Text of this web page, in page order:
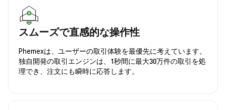
スムーズで直感的な操作性
Phemexは、ユーザーの取引体験を最優先に考えています。
独自開発の取引エンジンは、1秒間に最大30万件の取引を処
理でき、注文にも瞬時に応答します。